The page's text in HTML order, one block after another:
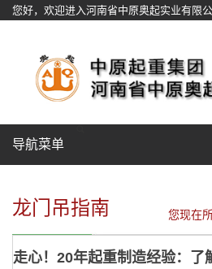
您好，欢迎进入河南省中原奥起实业有限公
导航菜单
龙门吊指南 您现在
走心！20年起重制造经验：了